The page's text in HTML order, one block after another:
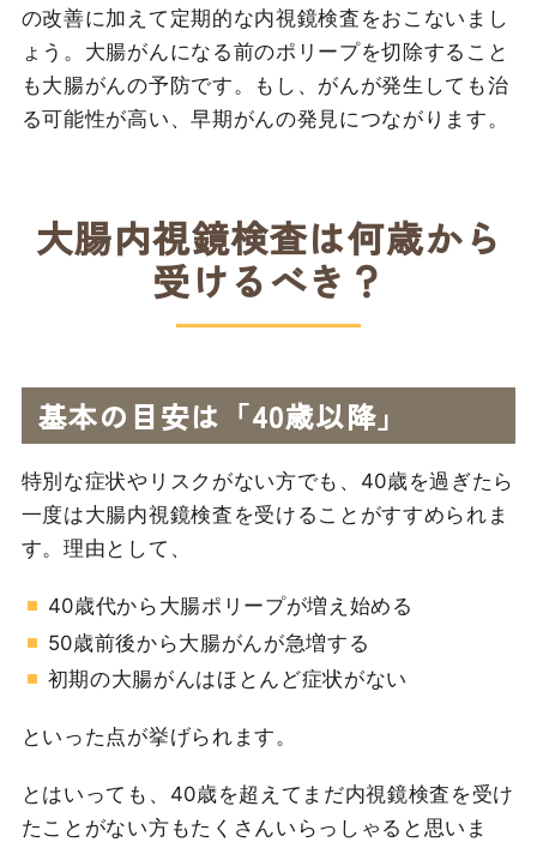
の改善に加えて定期的な内視鏡検査をおこないまし
ょう。大腸がんになる前のポリープを切除すること
も大腸がんの予防です。もし、がんが発生しても治
る可能性が高い、早期がんの発見につながります。
大腸内視鏡検査は何歳から
受けるべき？
基本の目安は「40歳以降」
特別な症状やリスクがない方でも、40歳を過ぎたら
一度は大腸内視鏡検査を受けることがすすめられま
す。理由として、
40歳代から大腸ポリープが増え始める
50歳前後から大腸がんが急増する
初期の大腸がんはほとんど症状がない
といった点が挙げられます。
とはいっても、40歳を超えてまだ内視鏡検査を受け
たことがない方もたくさんいらっしゃると思いま